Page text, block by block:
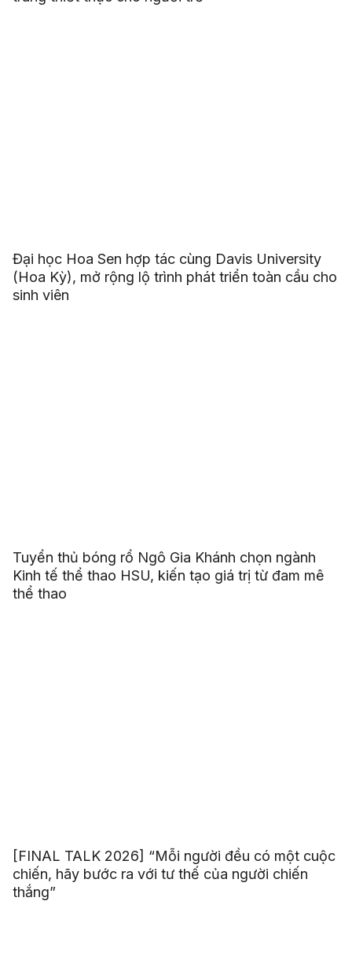
Đại học Hoa Sen hợp tác cùng Davis University
(Hoa Kỳ), mở rộng lộ trình phát triển toàn cầu cho
sinh viên
Tuyển thủ bóng rổ Ngô Gia Khánh chọn ngành
Kinh tế thể thao HSU, kiến tạo giá trị từ đam mê
thể thao
[FINAL TALK 2026] “Mỗi người đều có một cuộc
chiến, hãy bước ra với tư thế của người chiến
thắng”